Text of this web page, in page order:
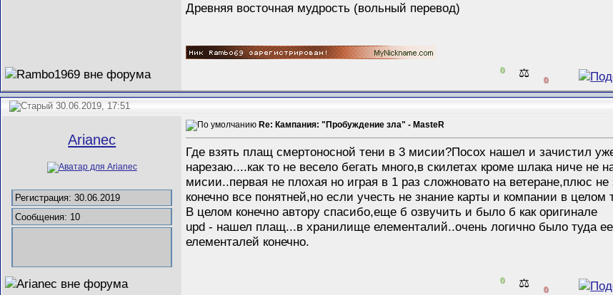
Древняя восточная мудрость (вольный перевод)
0 ⚖️ 0
30.06.2019, 17:51
Arianec
Регистрация: 30.06.2019
Сообщения: 10
Re: Кампания: "Пробуждение зла" - MasteR
Где взять плащ смертоносной тени в 3 мисии?Посох нашел и зачистил
нарезаю....как то не весело бегать много,в скилетах кроме шлака ниче не
мисии..первая не плохая но играя в 1 раз сложновато на ветеране,плюс
конечно все понятней,но если учесть не знание карты и компании в целом
В целом конечно автору спасибо,еще б озвучить и было б как оригинале
upd - нашел плащ...в хранилище елементалий..очень логично было туда
елементалей конечно.
0 ⚖️ 0